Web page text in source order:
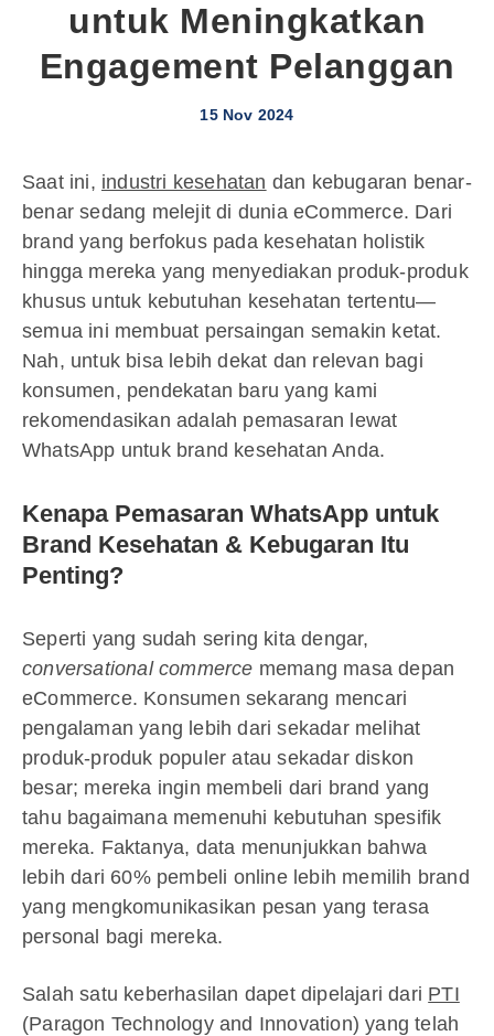
untuk Meningkatkan
Engagement Pelanggan
15 Nov 2024
Saat ini, industri kesehatan dan kebugaran benar-
benar sedang melejit di dunia eCommerce. Dari
brand yang berfokus pada kesehatan holistik
hingga mereka yang menyediakan produk-produk
khusus untuk kebutuhan kesehatan tertentu—
semua ini membuat persaingan semakin ketat.
Nah, untuk bisa lebih dekat dan relevan bagi
konsumen, pendekatan baru yang kami
rekomendasikan adalah pemasaran lewat
WhatsApp untuk brand kesehatan Anda.
Kenapa Pemasaran WhatsApp untuk
Brand Kesehatan & Kebugaran Itu
Penting?
Seperti yang sudah sering kita dengar,
conversational commerce memang masa depan
eCommerce. Konsumen sekarang mencari
pengalaman yang lebih dari sekadar melihat
produk-produk populer atau sekadar diskon
besar; mereka ingin membeli dari brand yang
tahu bagaimana memenuhi kebutuhan spesifik
mereka. Faktanya, data menunjukkan bahwa
lebih dari 60% pembeli online lebih memilih brand
yang mengkomunikasikan pesan yang terasa
personal bagi mereka.
Salah satu keberhasilan dapet dipelajari dari PTI
(Paragon Technology and Innovation) yang telah